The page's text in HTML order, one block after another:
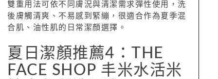
雙重用法可依不同膚況與清潔需求彈性使用，洗
後膚觸清爽、不易感到緊繃，很適合作為夏季混
合肌、油性肌的日常潔顏選擇。
夏日潔顏推薦4：THE
FACE SHOP 丰米水活米